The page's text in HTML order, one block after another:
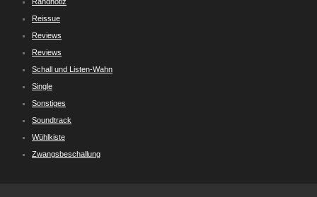
Reissue
Reviews
Reviews
Schall und Listen-Wahn
Single
Sonstiges
Soundtrack
Wühlkiste
Zwangsbeschallung